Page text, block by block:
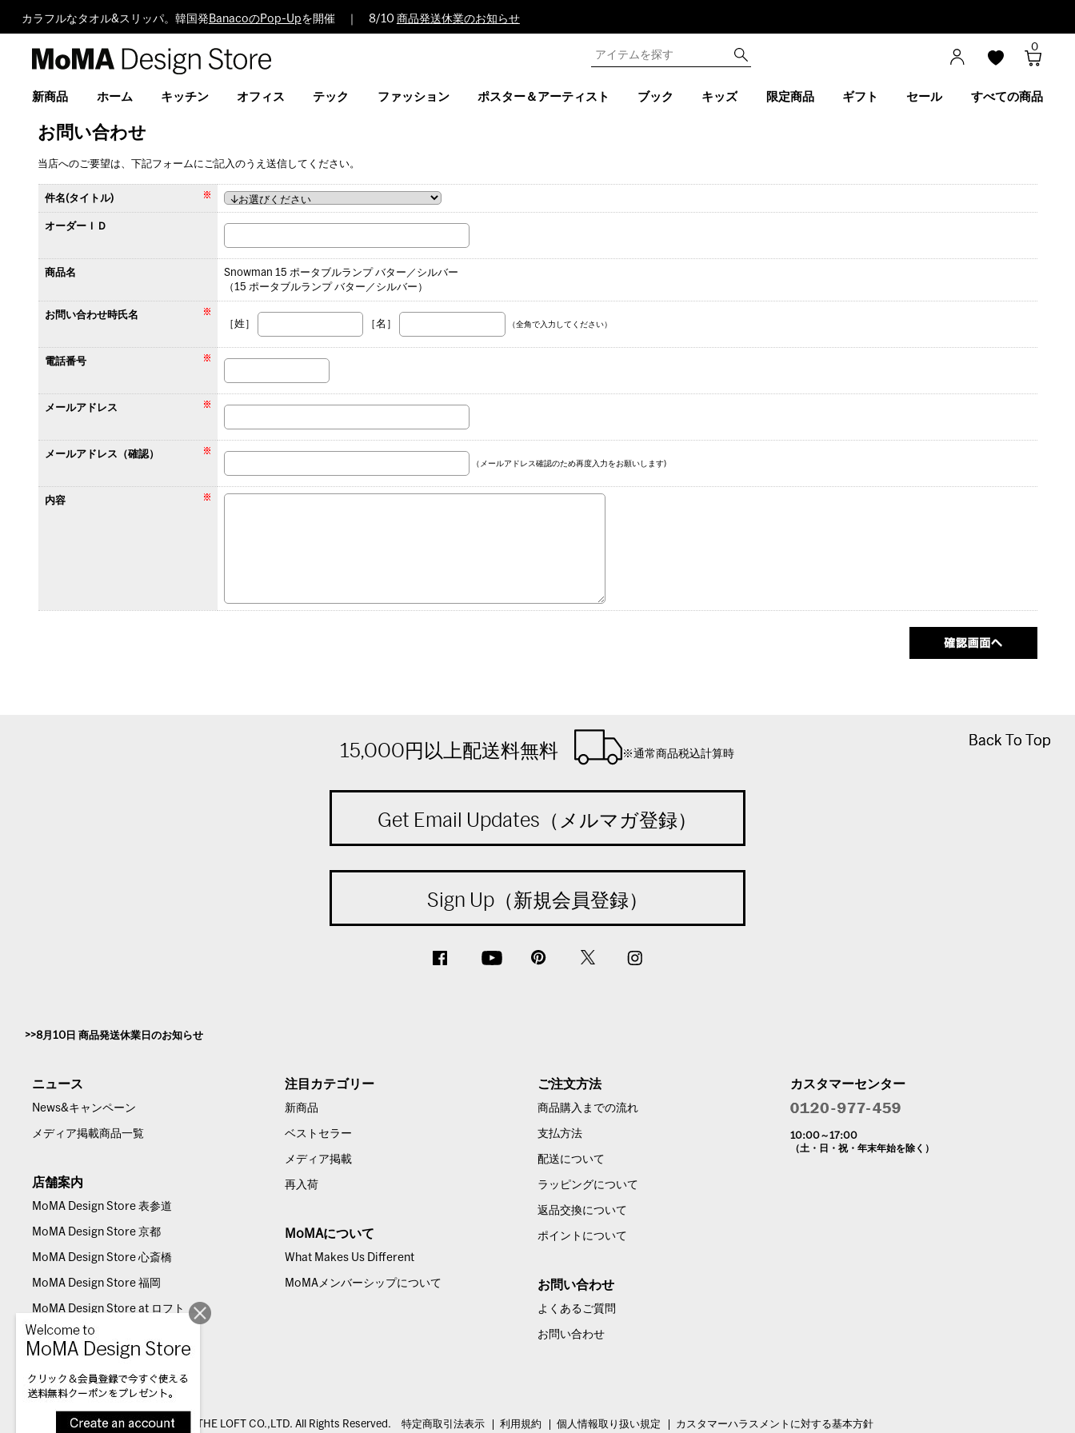
カラフルなタオル&スリッパ。韓国発 BanacoのPop-Upを開催 ｜ 8/10 商品発送休業のお知らせ
Design
0
新商品 ホーム キッチン オフィス テック ファッション ポスター＆アーティスト ブック キッズ 限定商品 ギフト セール すべての商品
お問い合わせ
当店へのご要望は、下記フォームにご記入のうえ送信してください。
件名(タイトル)
オーダーＩＤ
商品名
Snowman 15 ポータブルランプ バター／シルバー
（15 ポータブルランプ バター／シルバー）
お問い合わせ時氏名
［姓］
［名］ （全角で入力してください）
電話番号
メールアドレス
メールアドレス（確認）
（メールアドレス確認のため再度入力をお願いします)
内容
Back To Top
Back To Top
15,000円以上配送料無料 ※通常商品税込計算時
Get Email Updates（メルマガ登録）
Sign Up（新規会員登録）
8月10日 商品発送休業日のお知らせ
ニュース
News&キャンペーン
メディア掲載商品一覧
店舗案内
MoMA Design Store 表参道
MoMA Design Store 京都
MoMA Design Store 心斎橋
MoMA Design Store 福岡
MoMA Design Store at ロフト
注目カテゴリー
新商品
ベストセラー
メディア掲載
再入荷
MoMAについて
What Makes Us Different
MoMAメンバーシップについて
ご注文方法
商品購入までの流れ
支払方法
配送について
ラッピングについて
返品交換について
ポイントについて
お問い合わせ
よくあるご質問
お問い合わせ
カスタマーセンター
10:00～17:00
（土・日・祝・年末年始を除く）
© THE LOFT CO.,LTD. All Rights Reserved. 特定商取引法表示 利用規約 個人情報取り扱い規定 カスタマーハラスメントに対する基本方針